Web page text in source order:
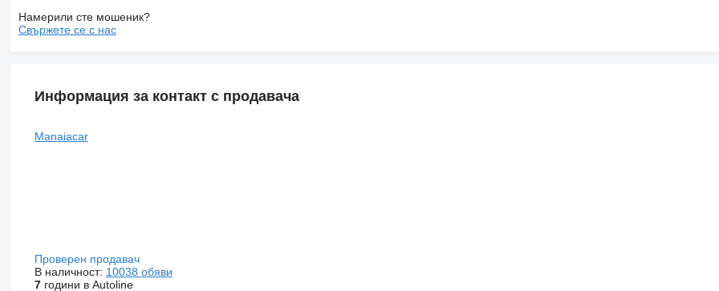
Намерили сте мошеник?
Свържете се с нас
Информация за контакт с продавача
Manaiacar
Проверен продавач
В наличност: 10038 обяви
7години в Autoline